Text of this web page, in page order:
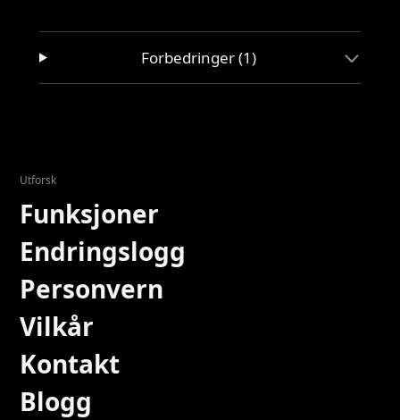
Forbedringer (1)
Utforsk
Funksjoner
Endringslogg
Personvern
Vilkår
Kontakt
Blogg